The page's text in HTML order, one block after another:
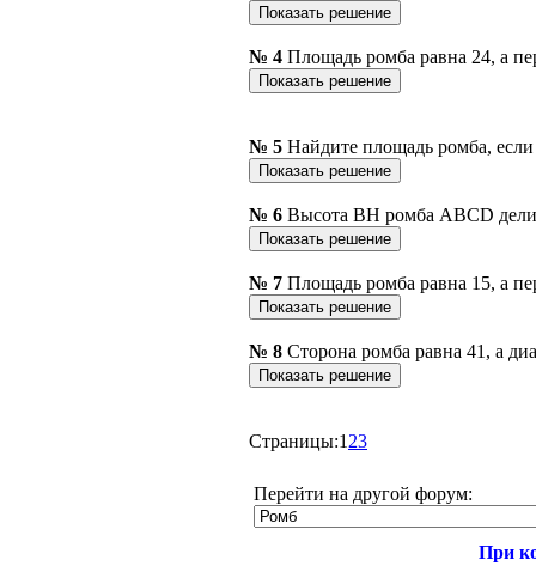
№ 4 Площадь ромба равна 24, а
№ 5 Найдите площадь ромба,
№ 6 Высота BH ромба ABCD
№ 7 Площадь ромба равна 15, а
№ 8 Сторона ромба равна 41, а
Страницы:1 23
Перейти на другой форум:
При